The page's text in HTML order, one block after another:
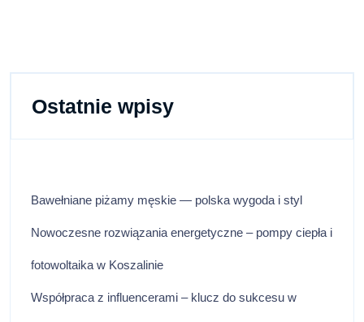
Ostatnie wpisy
Bawełniane piżamy męskie — polska wygoda i styl
Nowoczesne rozwiązania energetyczne – pompy ciepła i
fotowoltaika w Koszalinie
Współpraca z influencerami – klucz do sukcesu w